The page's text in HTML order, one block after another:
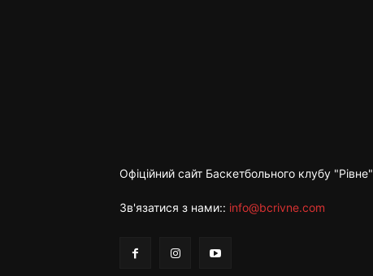
Офіційний сайт Баскетбольного клубу "Рівне"
Зв'язатися з нами:: info@bcrivne.com